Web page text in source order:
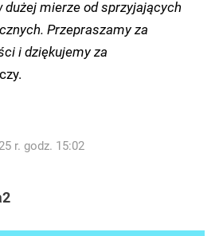
dużej mierze od sprzyjających
Przepraszamy za
i dziękujemy za
r. godz. 15:02